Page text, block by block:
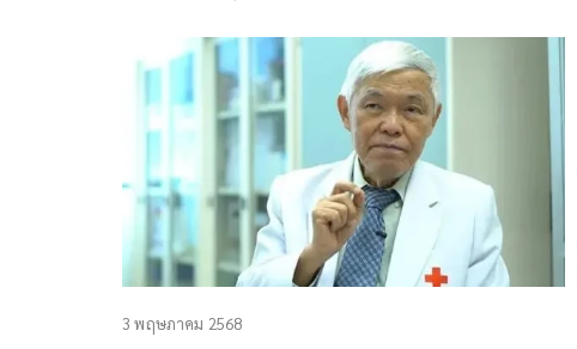
3 พฤษภาคม 2568